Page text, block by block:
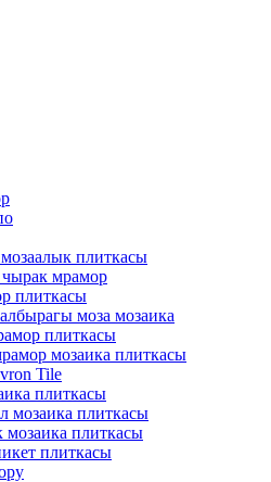
плиткасы
чырак мрамор
плиткасы
моза мозаика
плиткасы
мозаика плиткасы
Tile
плиткасы
мозаика плиткасы
плиткасы
плиткасы